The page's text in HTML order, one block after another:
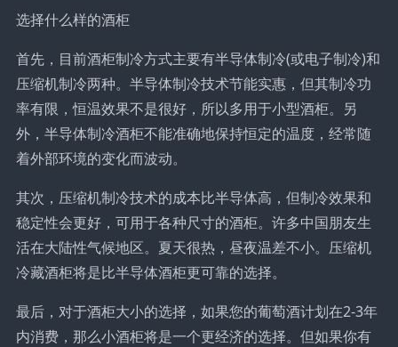
选择什么样的酒柜
首先，目前酒柜制冷方式主要有半导体制冷(或电子制冷)和
压缩机制冷两种。半导体制冷技术节能实惠，但其制冷功
率有限，恒温效果不是很好，所以多用于小型酒柜。另
外，半导体制冷酒柜不能准确地保持恒定的温度，经常随
着外部环境的变化而波动。
其次，压缩机制冷技术的成本比半导体高，但制冷效果和
稳定性会更好，可用于各种尺寸的酒柜。许多中国朋友生
活在大陆性气候地区。夏天很热，昼夜温差不小。压缩机
冷藏酒柜将是比半导体酒柜更可靠的选择。
最后，对于酒柜大小的选择，如果您的葡萄酒计划在2-3年
内消费，那么小酒柜将是一个更经济的选择。但如果你有